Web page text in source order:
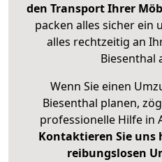
den Transport Ihrer
packen alles sicher ein
alles rechtzeitig an
Biesenthal
Wenn Sie einen
Biesenthal planen,
professionelle Hilfe in
Kontaktieren Sie uns
reibungslosen